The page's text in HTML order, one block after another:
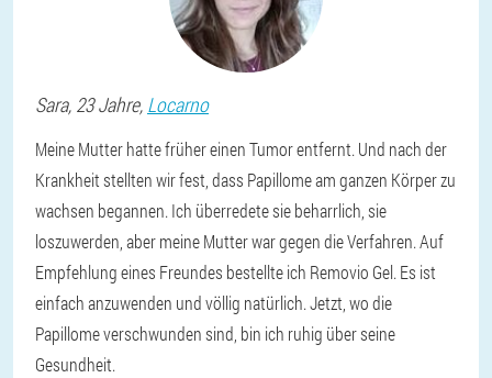
Sara, 23 Jahre, Locarno
Meine Mutter hatte früher einen Tumor entfernt. Und nach der
Krankheit stellten wir fest, dass Papillome am ganzen Körper zu
wachsen begannen. Ich überredete sie beharrlich, sie
loszuwerden, aber meine Mutter war gegen die Verfahren. Auf
Empfehlung eines Freundes bestellte ich Removio Gel. Es ist
einfach anzuwenden und völlig natürlich. Jetzt, wo die
Papillome verschwunden sind, bin ich ruhig über seine
Gesundheit.